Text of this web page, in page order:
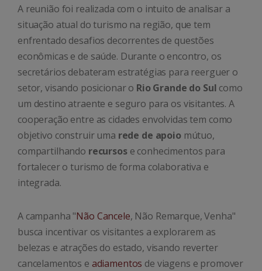
A reunião foi realizada com o intuito de analisar a
situação atual do turismo na região, que tem
enfrentado desafios decorrentes de questões
econômicas e de saúde. Durante o encontro, os
secretários debateram estratégias para reerguer o
setor, visando posicionar o Rio Grande do Sul como
um destino atraente e seguro para os visitantes. A
cooperação entre as cidades envolvidas tem como
objetivo construir uma rede de apoiomútuo,
compartilhando recursose conhecimentos para
fortalecer o turismo de forma colaborativa e
integrada.
A campanha "Não Cancele, Não Remarque, Venha"
busca incentivar os visitantes a explorarem as
belezas e atrações do estado, visando reverter
cancelamentos e adiamentos de viagens e promover